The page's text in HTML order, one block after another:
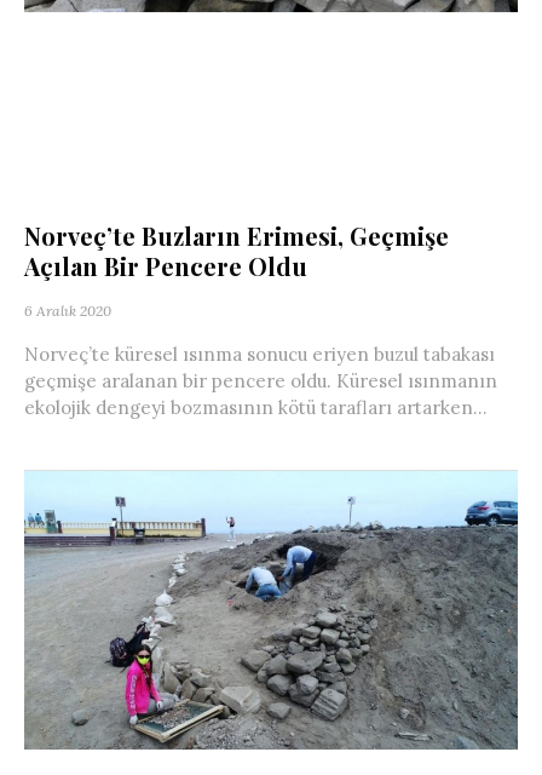
Norveç’te Buzların Erimesi, Geçmişe
Açılan Bir Pencere Oldu
6 Aralık 2020
Norveç’te küresel ısınma sonucu eriyen buzul tabakası
geçmişe aralanan bir pencere oldu. Küresel ısınmanın
ekolojik dengeyi bozmasının kötü tarafları artarken...